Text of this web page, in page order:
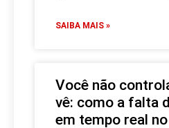
SAIBA MAIS »
Você não
vê: como a falta
em tempo real